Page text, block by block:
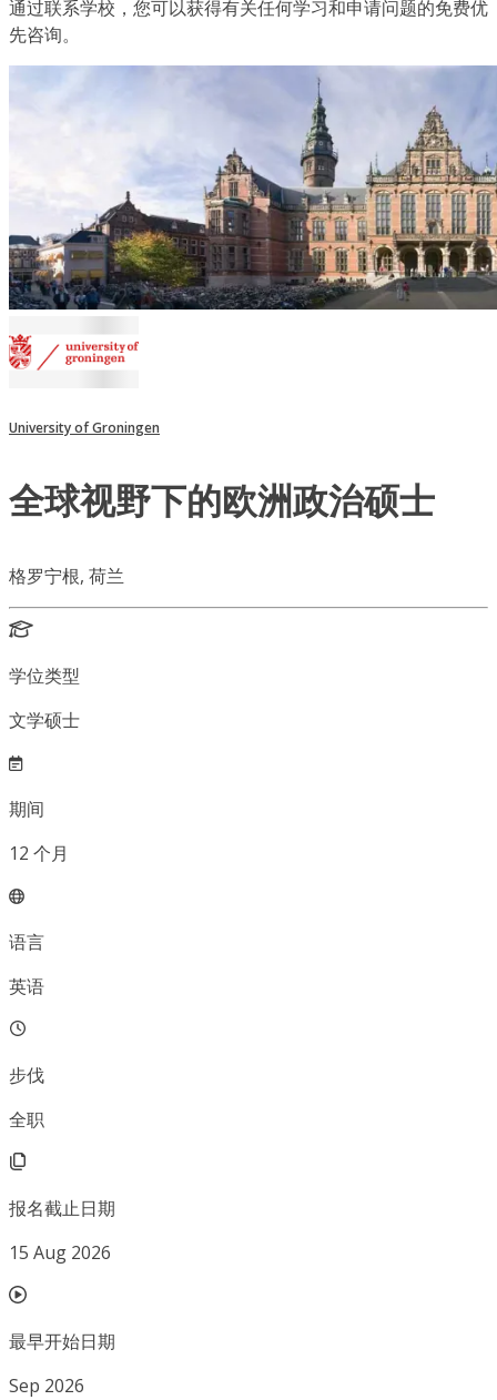
通过联系学校，您可以获得有关任何学习和申请问题的免费优
先咨询。
University of Groningen
全球视野下的欧洲政治硕士
格罗宁根, 荷兰
学位类型
文学硕士
期间
12 个月
语言
英语
步伐
全职
报名截止日期
15 Aug 2026
最早开始日期
Sep 2026